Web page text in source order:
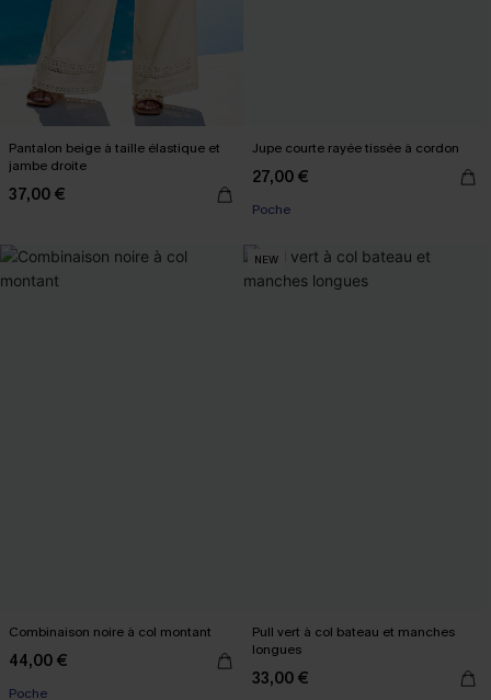
Pantalon beige à taille élastique et
jambe droite
37,00 €
Jupe courte rayée tissée à cordon
27,00 €
Poche
Combinaison noire à col montant
44,00 €
Poche
NEW
Pull vert à col bateau et manches
longues
33,00 €